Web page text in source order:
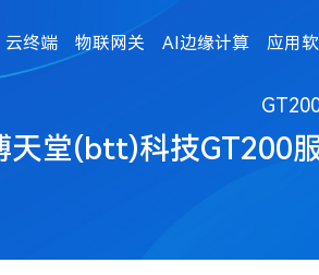
云终端 物联网关 AI边缘计算 应用
天堂(btt)科技GT200